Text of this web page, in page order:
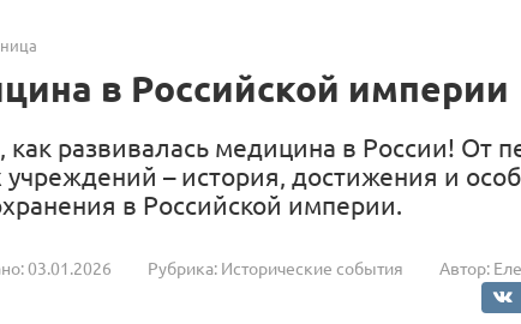
в Российской империи
как развивалась медицина в России! От
учреждений – история, достижения и
в Российской империи.
03.01.2026 Рубрика: Исторические события Автор: